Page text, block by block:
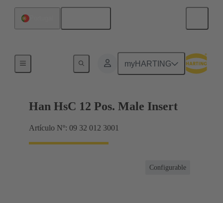
myHARTING
Han HsC 12 Pos. Male Insert
Artículo Nº: 09 32 012 3001
Configurable